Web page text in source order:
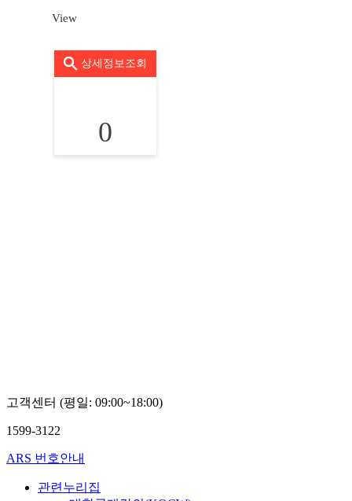
View
상세정보조회
0
고객센터 (평일: 09:00~18:00)
1599-3122
ARS 번호안내
관련누리집